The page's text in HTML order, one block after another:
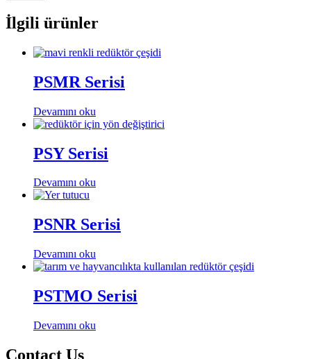
İlgili ürünler
PSMR Serisi
Devamını oku
PSY Serisi
Devamını oku
PSNR Serisi
Devamını oku
PSTMO Serisi
Devamını oku
Contact Us